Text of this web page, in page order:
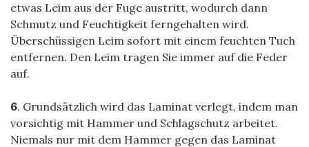
etwas Leim aus der Fuge austritt, wodurch dann
Schmutz und Feuchtigkeit ferngehalten wird.
Überschüssigen Leim sofort mit einem feuchten Tuch
entfernen. Den Leim tragen Sie immer auf die Feder
auf.
6. Grundsätzlich wird das Laminat verlegt, indem man
vorsichtig mit Hammer und Schlagschutz arbeitet.
Niemals nur mit dem Hammer gegen das Laminat